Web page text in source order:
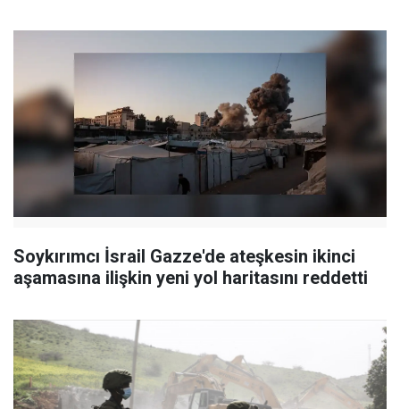
Soykırımcı İsrail Gazze'de ateşkesin ikinci
aşamasına ilişkin yeni yol haritasını reddetti